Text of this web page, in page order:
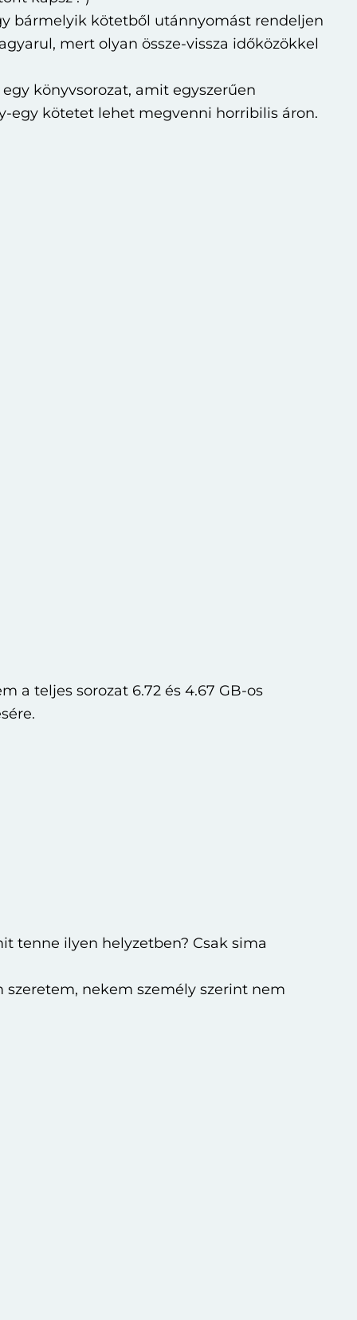
bármelyik kötetből utánnyomást rendeljen
mert olyan össze-vissza időközökkel
könyvsorozat, amit egyszerűen
egy kötetet lehet megvenni horribilis áron.
a teljes sorozat 6.72 és 4.67 GB-os
tenne ilyen helyzetben? Csak sima
nekem személy szerint nem